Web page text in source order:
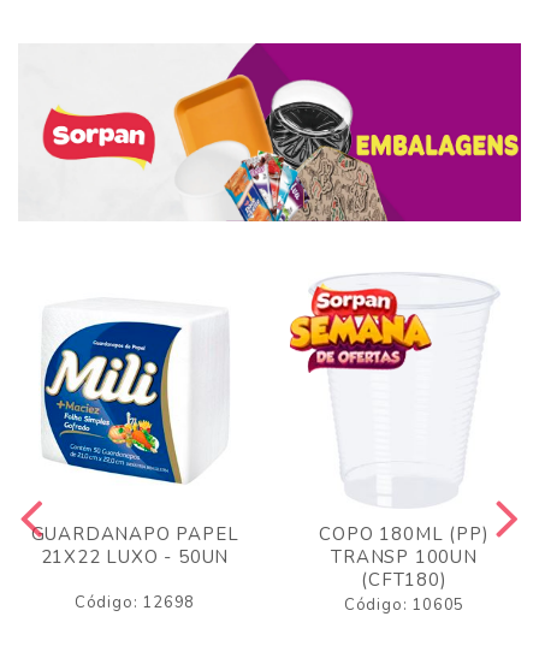
GUARDANAPO PAPEL
21X22 LUXO - 50UN
Código: 12698
COPO 180ML (PP)
TRANSP 100UN
(CFT180)
Código: 10605